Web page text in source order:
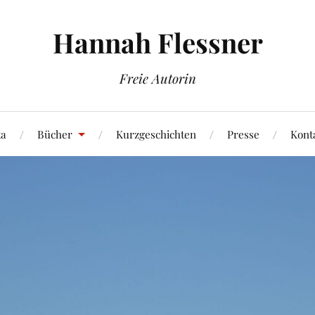
Hannah Flessner
Freie Autorin
Bücher Kurzgeschichten Presse